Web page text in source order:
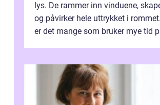
lys. De rammer inn vinduene,
og påvirker hele uttrykket i
er det mange som bruker mye tid